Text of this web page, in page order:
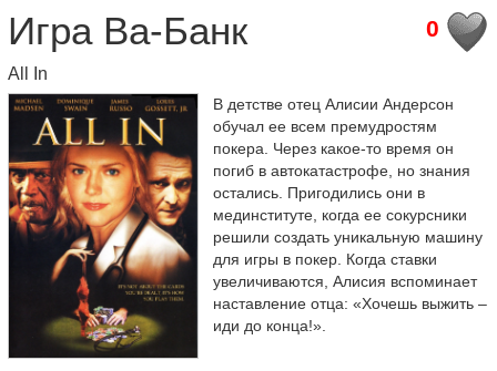
0
Игра Ва-Банк
All In
В детстве отец Алисии Андерсон
обучал ее всем премудростям
покера. Через какое-то время он
погиб в автокатастрофе, но знания
остались. Пригодились они в
мединституте, когда ее сокурсники
решили создать уникальную машину
для игры в покер. Когда ставки
увеличиваются, Алисия вспоминает
наставление отца: «Хочешь выжить –
иди до конца!».